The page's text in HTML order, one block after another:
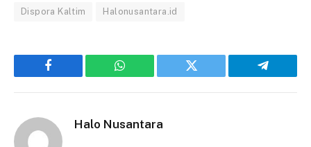
Dispora Kaltim Halonusantara.id
Facebook WhatsApp Twitter Telegram
Halo Nusantara